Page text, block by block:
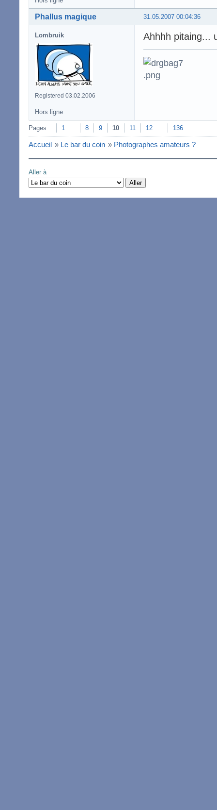
31.05.2007 00:04:36
Phallus magique
Lombruik
Registered 03.02.2006
Ahhhh pitaing...
Hors ligne
Pages 1 8 9 10 11 12 136
Accueil » Le bar du coin » Photographes amateurs ?
Aller à